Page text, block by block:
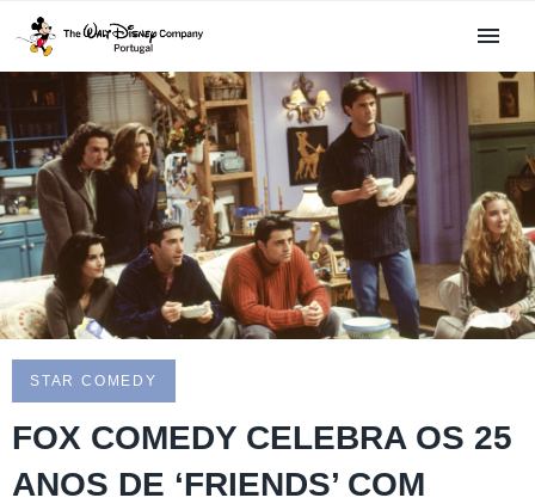
STAR COMEDY
FOX COMEDY CELEBRA OS 25
ANOS DE ‘FRIENDS’ COM